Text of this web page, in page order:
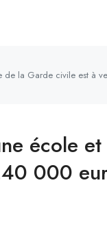
de la Garde civile est à
école et
000